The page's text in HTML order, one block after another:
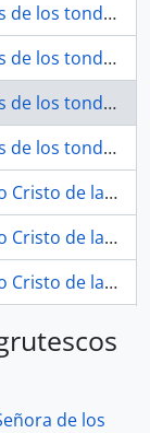
los tondos
los tondos
los tondos
los tondos
Vista lateral.
Vista frontal.
Vista frontal.
de los